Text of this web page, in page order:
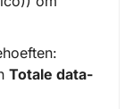
Totale data-